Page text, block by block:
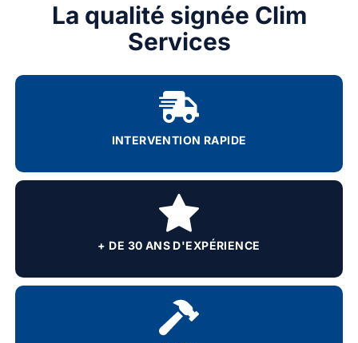
La qualité signée Clim
Services
INTERVENTION RAPIDE
+ DE 30 ANS D'EXPÉRIENCE